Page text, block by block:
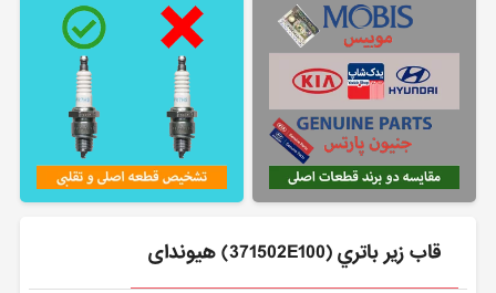
قاب زير باتري (371502E100) هیوندای